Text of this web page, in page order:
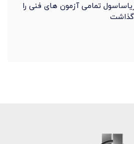
تمامی آزمون های فنی را